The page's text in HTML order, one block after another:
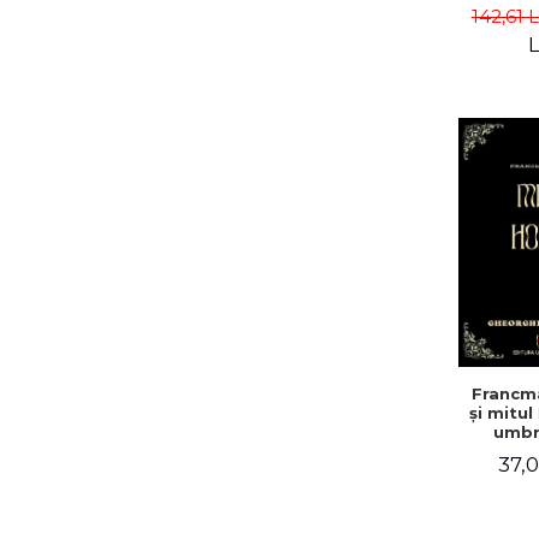
142,61
și mitul